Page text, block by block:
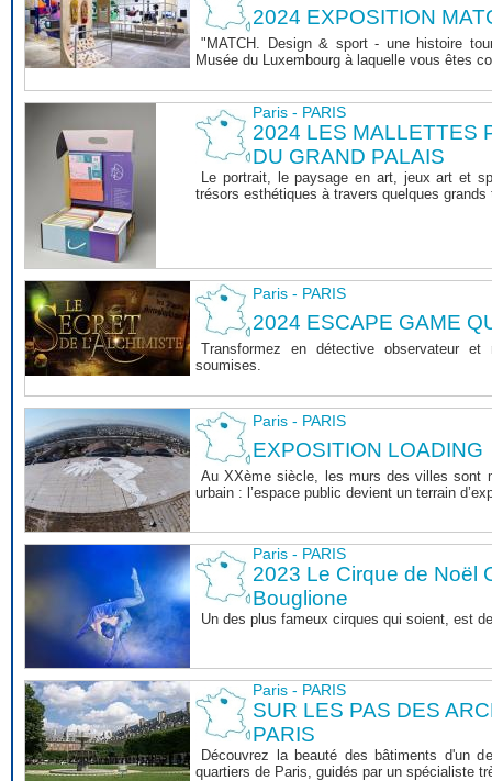
2024 EXPOSITION
"MATCH. Design & sport - une histoire
Musée du Luxembourg à laquelle vous êtes
Paris - PARIS
2024 LES MALLETTES
DU GRAND PALAIS
Le portrait, le paysage en art, jeux art et
trésors esthétiques à travers quelques
Paris - PARIS
2024 ESCAPE GAME
Transformez en détective observateur
soumises.
Paris - PARIS
EXPOSITION LOADING
Au XXème siècle, les murs des villes sont
urbain : l’espace public devient un terrain
Paris - PARIS
2023 Le Cirque de Noël
Bouglione
Un des plus fameux cirques qui soient, est
Paris - PARIS
SUR LES PAS DES
PARIS
Découvrez la beauté des bâtiments d'un
quartiers de Paris, guidés par un spécialiste